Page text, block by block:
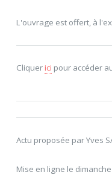
L'ouvrage est offert, à
Cliquerici pour accéder
Actu proposée par Yves
Mise en ligne le